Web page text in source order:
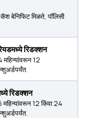
बेनिफिट मिळते, पॉलिसी
रिडक्शन
महिन्यांवरून 12
रिडक्शन
महिन्यांवरून 12 किंवा 24